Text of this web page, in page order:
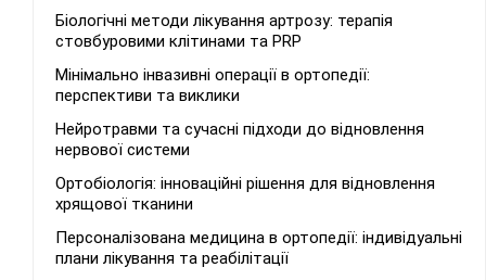
Біологічні методи лікування артрозу: терапія
стовбуровими клітинами та PRP
Мінімально інвазивні операції в ортопедії:
перспективи та виклики
Нейротравми та сучасні підходи до відновлення
нервової системи
Ортобіологія: інноваційні рішення для відновлення
хрящової тканини
Персоналізована медицина в ортопедії: індивідуальні
плани лікування та реабілітації